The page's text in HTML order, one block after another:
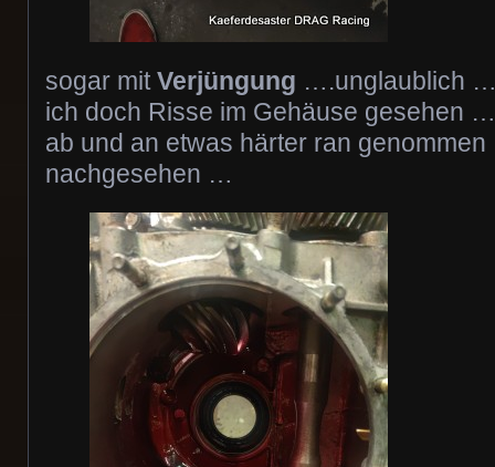
sogar mitVerjüngung ….unglaublich
ich doch Risse im Gehäuse gesehen
ab und an etwas härter ran
nachgesehen …